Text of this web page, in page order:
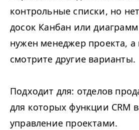
контрольные списки, но
досок Канбан или
нужен менеджер проекта, а
смотрите другие варианты.
Подходит для: отделов
для которых функции CRM
управление проектами.